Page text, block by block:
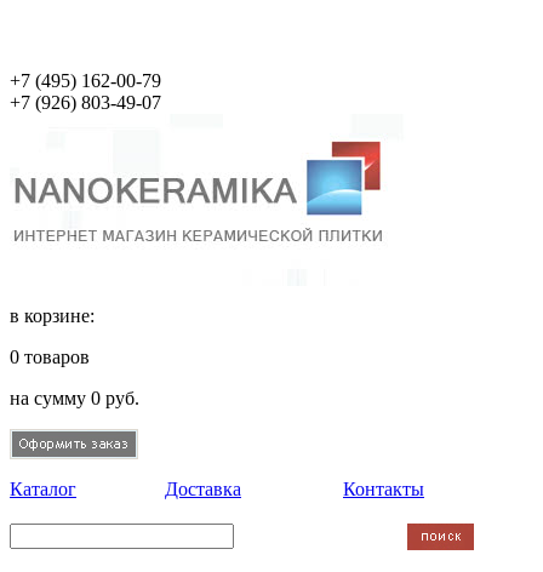
+7 (495) 162-00-79
+7 (926) 803-49-07
в корзине:
0 товаров
на сумму 0 руб.
Каталог Доставка Контакты